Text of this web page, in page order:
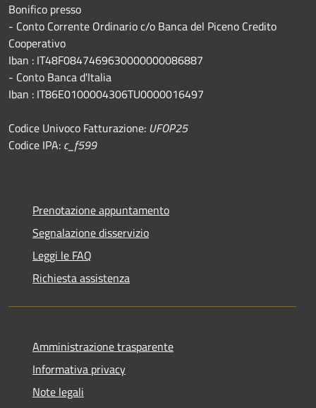
Bonifico presso
​- Conto Corrente Ordinario c/o Banca del Piceno Credito
Cooperativo
Iban : IT48F0847469630000000086887
- Conto Banca d'Italia
Iban : IT86E0100004306TU0000016497
Codice Univoco Fatturazione: UFOP25
Codice IPA: c_f599
Prenotazione appuntamento
Segnalazione disservizio
Leggi le FAQ
Richiesta assistenza
Amministrazione trasparente
Informativa privacy
Note legali